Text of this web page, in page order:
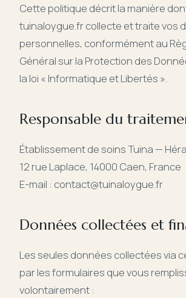
Les soins
Témoignages
Cette politique décrit la manière
tuinaloygue.fr collecte et traite vos
personnelles, conformément au
Général sur la Protection des
la loi « Informatique et Libertés ».
Responsable du
Établissement de soins Tuina —
12 rue Laplace, 14000 Caen, France
E-mail : contact@tuinaloygue.fr
Données collectées et
Les seules données collectées via
par les formulaires que vous
volontairement :